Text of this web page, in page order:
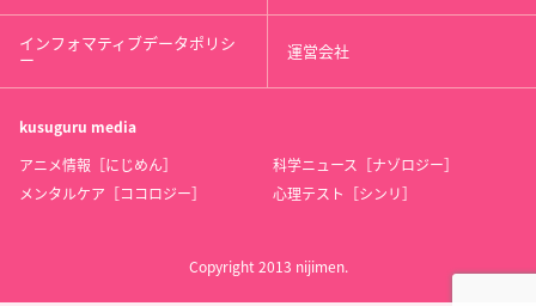
インフォマティブデータポリシ
ー 運営会社
kusuguru media
アニメ情報［にじめん］
科学ニュース［ナゾロジー］
メンタルケア［ココロジー］
心理テスト［シンリ］
Copyright 2013 nijimen.